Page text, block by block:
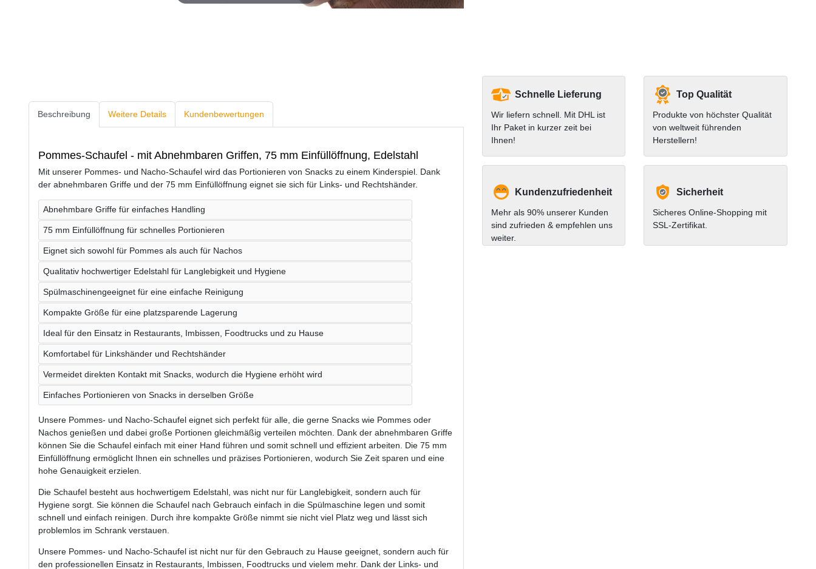
Beschreibung Weitere Details Kundenbewertungen
Pommes-Schaufel - mit Abnehmbaren Griffen, 75 mm Einfüllöffnung, Edelstahl
Mit unserer Pommes- und Nacho-Schaufel wird das Portionieren von Snacks zu einem Kinderspiel. Dank
der abnehmbaren Griffe und der 75 mm Einfüllöffnung eignet sie sich für Links- und Rechtshänder.
Abnehmbare Griffe für einfaches Handling
75 mm Einfüllöffnung für schnelles Portionieren
Eignet sich sowohl für Pommes als auch für Nachos
Qualitativ hochwertiger Edelstahl für Langlebigkeit und Hygiene
Spülmaschinengeeignet für eine einfache Reinigung
Kompakte Größe für eine platzsparende Lagerung
Ideal für den Einsatz in Restaurants, Imbissen, Foodtrucks und zu Hause
Komfortabel für Linkshänder und Rechtshänder
Vermeidet direkten Kontakt mit Snacks, wodurch die Hygiene erhöht wird
Einfaches Portionieren von Snacks in derselben Größe
Unsere Pommes- und Nacho-Schaufel eignet sich perfekt für alle, die gerne Snacks wie Pommes oder
Nachos genießen und dabei große Portionen gleichmäßig verteilen möchten. Dank der abnehmbaren Griffe
können Sie die Schaufel einfach mit einer Hand führen und somit schnell und effizient arbeiten. Die 75 mm
Einfüllöffnung ermöglicht Ihnen ein schnelles und präzises Portionieren, wodurch Sie Zeit sparen und eine
hohe Genauigkeit erzielen.
Die Schaufel besteht aus hochwertigem Edelstahl, was nicht nur für Langlebigkeit, sondern auch für
Hygiene sorgt. Sie können die Schaufel nach Gebrauch einfach in die Spülmaschine legen und somit
schnell und einfach reinigen. Durch ihre kompakte Größe nimmt sie nicht viel Platz weg und lässt sich
problemlos im Schrank verstauen.
Unsere Pommes- und Nacho-Schaufel ist nicht nur für den Gebrauch zu Hause geeignet, sondern auch für
den professionellen Einsatz in Restaurants, Imbissen, Foodtrucks und vielem mehr. Dank der Links- und
Schnelle Lieferung
Wir liefern schnell. Mit DHL ist
Ihr Paket in kurzer zeit bei
Ihnen!
Top Qualität
Produkte von höchster Qualität
von weltweit führenden
Herstellern!
Kundenzufriedenheit
Mehr als 90% unserer Kunden
sind zufrieden & empfehlen uns
weiter.
Sicherheit
Sicheres Online-Shopping mit
SSL-Zertifikat.